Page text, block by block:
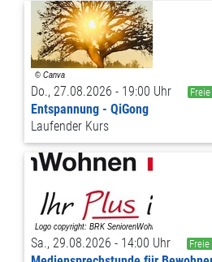
Do., 27.08.2026 - 19:00 Uhr
Entspannung - QiGong
Laufender Kurs
Sa., 29.08.2026 - 14:00 Uhr